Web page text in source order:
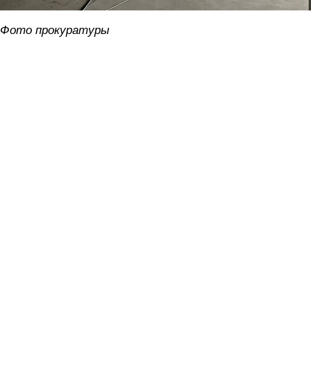
Фото прокуратуры